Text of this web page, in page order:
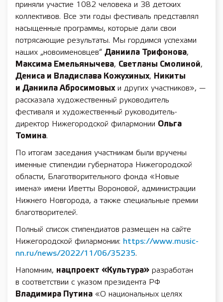
приняли участие 1082 человека и 38 детских
коллективов. Все эти годы фестиваль представлял
насыщенные программы, которые дали свои
потрясающие результаты. Мы гордимся успехами
наших „новоименовцев“ Даниила Трифонова,
Максима Емельянычева, Светланы Смолиной,
Дениса и Владислава Кожухиных, Никиты
и Даниила Абросимовыхи других участников», —
рассказала художественный руководитель
фестиваля и художественный руководитель-
директор Нижегородской филармонии Ольга
Томина.
По итогам заседания участникам были вручены
именные стипендии губернатора Нижегородской
области, Благотворительного фонда «Новые
имена» имени Иветты Вороновой, администрации
Нижнего Новгорода, а также специальные премии
благотворителей.
Полный список стипендиатов размещен на сайте
Нижегородской филармонии: https://www.music-
nn.ru/news/2022/11/06/35235.
Напомним, нацпроект «Культура» разработан
в соответствии с указом президента РФ
Владимира Путина «О национальных целях